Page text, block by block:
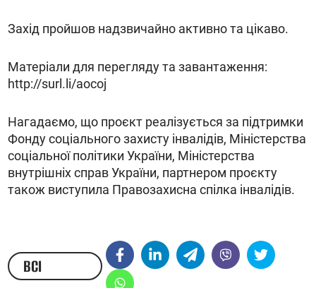
Захід пройшов надзвичайно активно та цікаво.
Матеріали для перегляду та завантаження:
http://surl.li/aocoj
Нагадаємо, що проєкт реалізується за підтримки
Фонду соціального захисту інвалідів, Міністерства
соціальної політики України, Міністерства
внутрішніх справ України, партнером проєкту
також виступила Правозахисна спілка інвалідів.
ВСІ